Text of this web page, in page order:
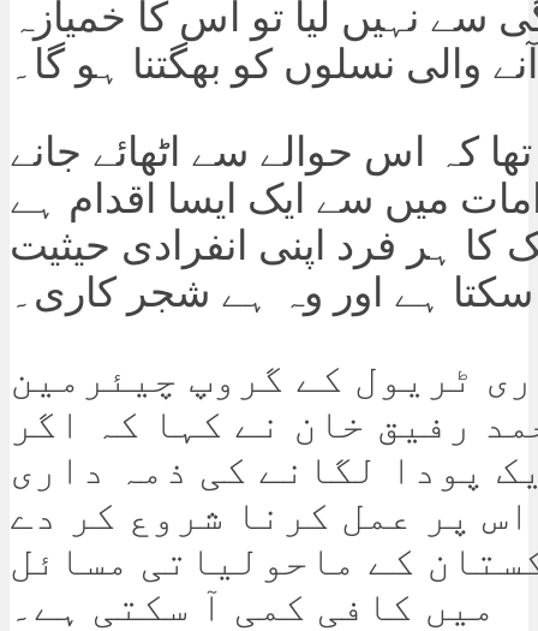
سے نہیں لیا تو اس کا خمیازہ
والی نسلوں کو بھگتنا ہو گا۔
تھا کہ اس حوالے سے اٹھائے جانے
میں سے ایک ایسا اقدام ہے
ہر فرد اپنی انفرادی حیثیت
ہے اور وہ ہے شجر کاری۔
ٹریول کے گروپ چیئرمین
رفیق خان نے کہا کہ اگر
پودا لگانے کی ذمہ داری
پر عمل کرنا شروع کر دے
کے ماحولیاتی مسائل
میں کافی کمی آ سکتی ہے۔